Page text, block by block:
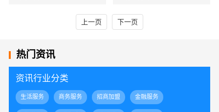
上一页 下一页
热门资讯
资讯行业分类
生活服务 商务服务 招商加盟 金融服务